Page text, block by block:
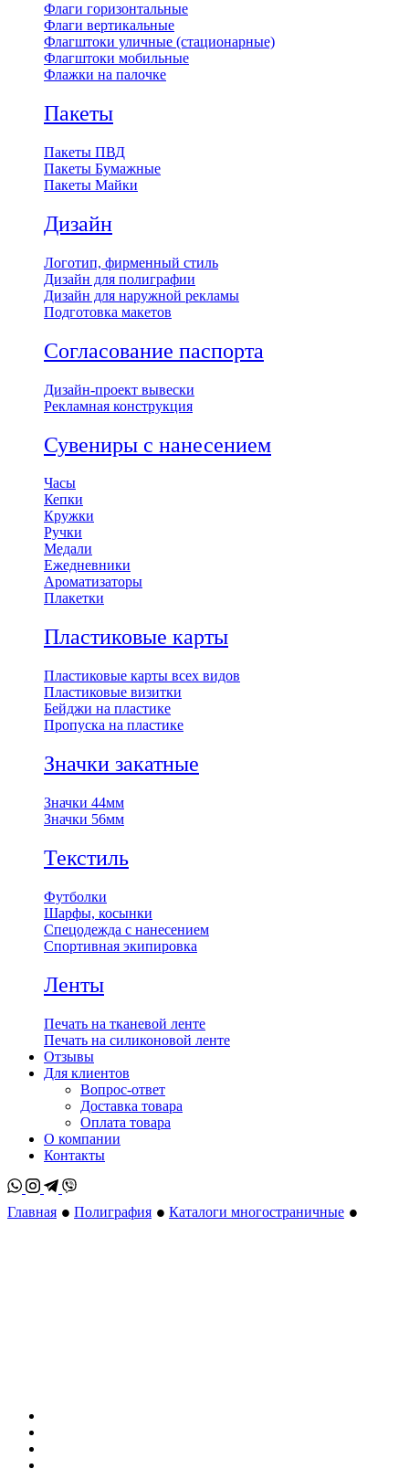
Флаги горизонтальные
Флаги вертикальные
Флагштоки уличные (стационарные)
Флагштоки мобильные
Флажки на палочке
Пакеты
Пакеты ПВД
Пакеты Бумажные
Пакеты Майки
Дизайн
Логотип, фирменный стиль
Дизайн для полиграфии
Дизайн для наружной рекламы
Подготовка макетов
Согласование паспорта
Дизайн-проект вывески
Рекламная конструкция
Сувениры с нанесением
Часы
Кепки
Кружки
Ручки
Медали
Ежедневники
Ароматизаторы
Плакетки
Пластиковые карты
Пластиковые карты всех видов
Пластиковые визитки
Бейджи на пластике
Пропуска на пластике
Значки закатные
Значки 44мм
Значки 56мм
Текстиль
Футболки
Шарфы, косынки
Спецодежда с нанесением
Спортивная экипировка
Ленты
Печать на тканевой ленте
Печать на силиконовой ленте
Отзывы
Для клиентов
Вопрос-ответ
Доставка товара
Оплата товара
О компании
Контакты
Whatsapp
Instagram
Telegram
Viber
Главная • Полиграфия • Каталоги многостраничные •